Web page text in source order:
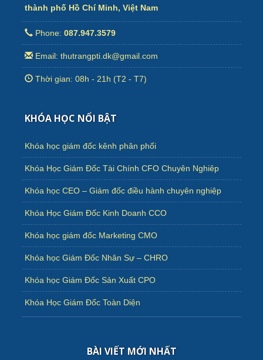
thành phố Hồ Chí Minh, Việt Nam
Phone:087.947.3579
Email: thutrangpti.dk@gmail.com
Thời gian: 08h - 21h (T2 - T7)
KHÓA HỌC NỔI BẬT
Khóa học giám đốc kênh phân phối
Khóa Học Giám Đốc Tài Chính CFO Chuyên Nghiêp
Khóa học CEO – Giám đốc điều hành chuyên nghiệp
Khóa Học Giám Đốc Kinh Doanh CCO
Khóa học giám đốc Marketing CMO
Khóa học Giám Đốc Nhân Sự – CHRO
Khóa học Giám Đốc Sản Xuất CPO
Khóa Học Giám Đốc Toàn Diện
BÀI VIẾT MỚI NHẤT